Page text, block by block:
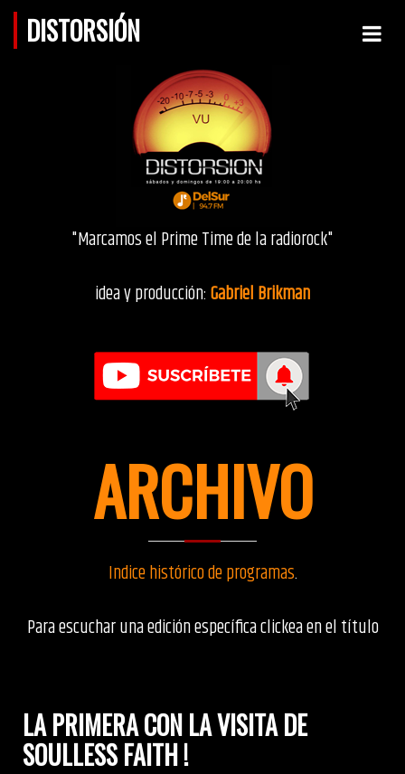
DISTORSIÓN
"Marcamos el Prime Time de la radiorock"
idea y producción:Gabriel Brikman
ARCHIVO
Indice histórico de programas.
Para escuchar una edición específica clickea en el título
LA PRIMERA CON LA VISITA DE
SOULLESS FAITH !